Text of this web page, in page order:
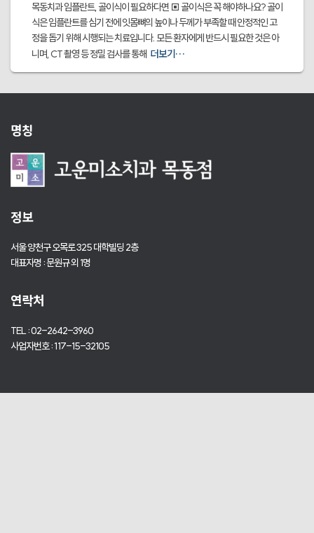
목동치과 임플란트, 골이식이 필요하다면 ▣ 골이식은 꼭 해야하나요? 골이
식은 임플란트를 심기 전에 잇몸뼈의 높이나 두께가 부족할 때 안정적인 고
정을 돕기 위해 시행되는 치료입니다. 모든 환자에게 반드시 필요한 것은 아
니며, CT 촬영 등 정밀 검사를 통해 더보기…
명칭
정보
서울 양천구 오목로 325 대학빌딩 2층
대표자명 : 문원규 외 1명
연락처
TEL : 02-2642-3960
사업자번호 : 117-15-32105